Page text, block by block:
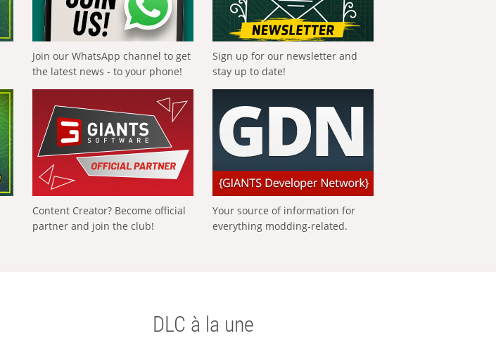
Join our WhatsApp channel to get
the latest news - to your phone!
Sign up for our newsletter and
stay up to date!
Content Creator? Become official
partner and join the club!
Your source of information for
everything modding-related.
DLC à la une